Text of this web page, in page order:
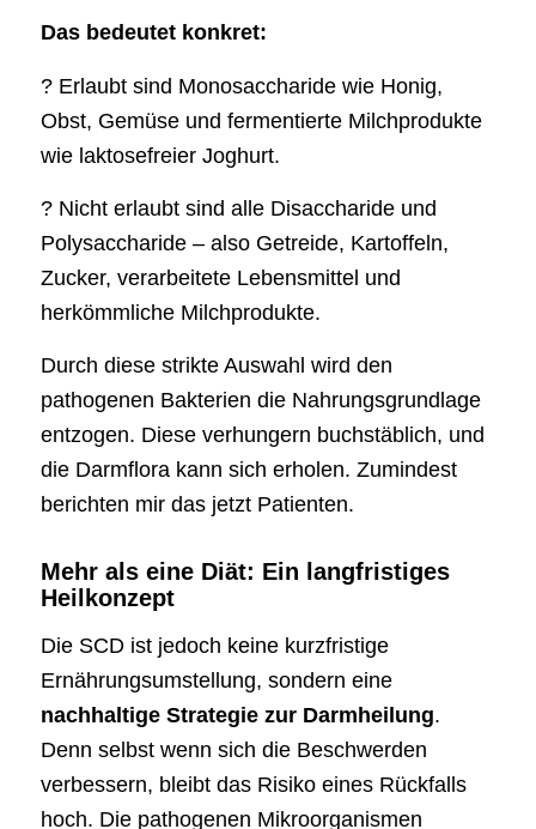
Das bedeutet konkret:
? Erlaubt sind Monosaccharide wie Honig,
Obst, Gemüse und fermentierte Milchprodukte
wie laktosefreier Joghurt.
? Nicht erlaubt sind alle Disaccharide und
Polysaccharide – also Getreide, Kartoffeln,
Zucker, verarbeitete Lebensmittel und
herkömmliche Milchprodukte.
Durch diese strikte Auswahl wird den
pathogenen Bakterien die Nahrungsgrundlage
entzogen. Diese verhungern buchstäblich, und
die Darmflora kann sich erholen. Zumindest
berichten mir das jetzt Patienten.
Mehr als eine Diät: Ein langfristiges
Heilkonzept
Die SCD ist jedoch keine kurzfristige
Ernährungsumstellung, sondern eine
nachhaltige Strategie zur Darmheilung.
Denn selbst wenn sich die Beschwerden
verbessern, bleibt das Risiko eines Rückfalls
hoch. Die pathogenen Mikroorganismen